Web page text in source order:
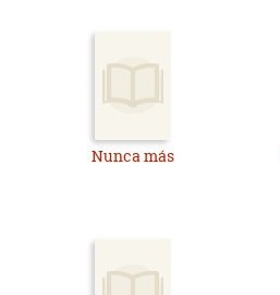
Nunca más